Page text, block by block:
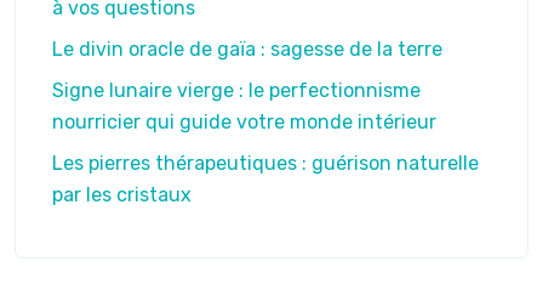
à vos questions
Le divin oracle de gaïa : sagesse de la terre
Signe lunaire vierge : le perfectionnisme
nourricier qui guide votre monde intérieur
Les pierres thérapeutiques : guérison naturelle
par les cristaux